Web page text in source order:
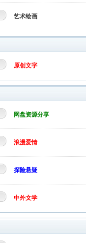
艺术绘画
原创文字
网盘资源分享
浪漫爱情
探险悬疑
中外文学